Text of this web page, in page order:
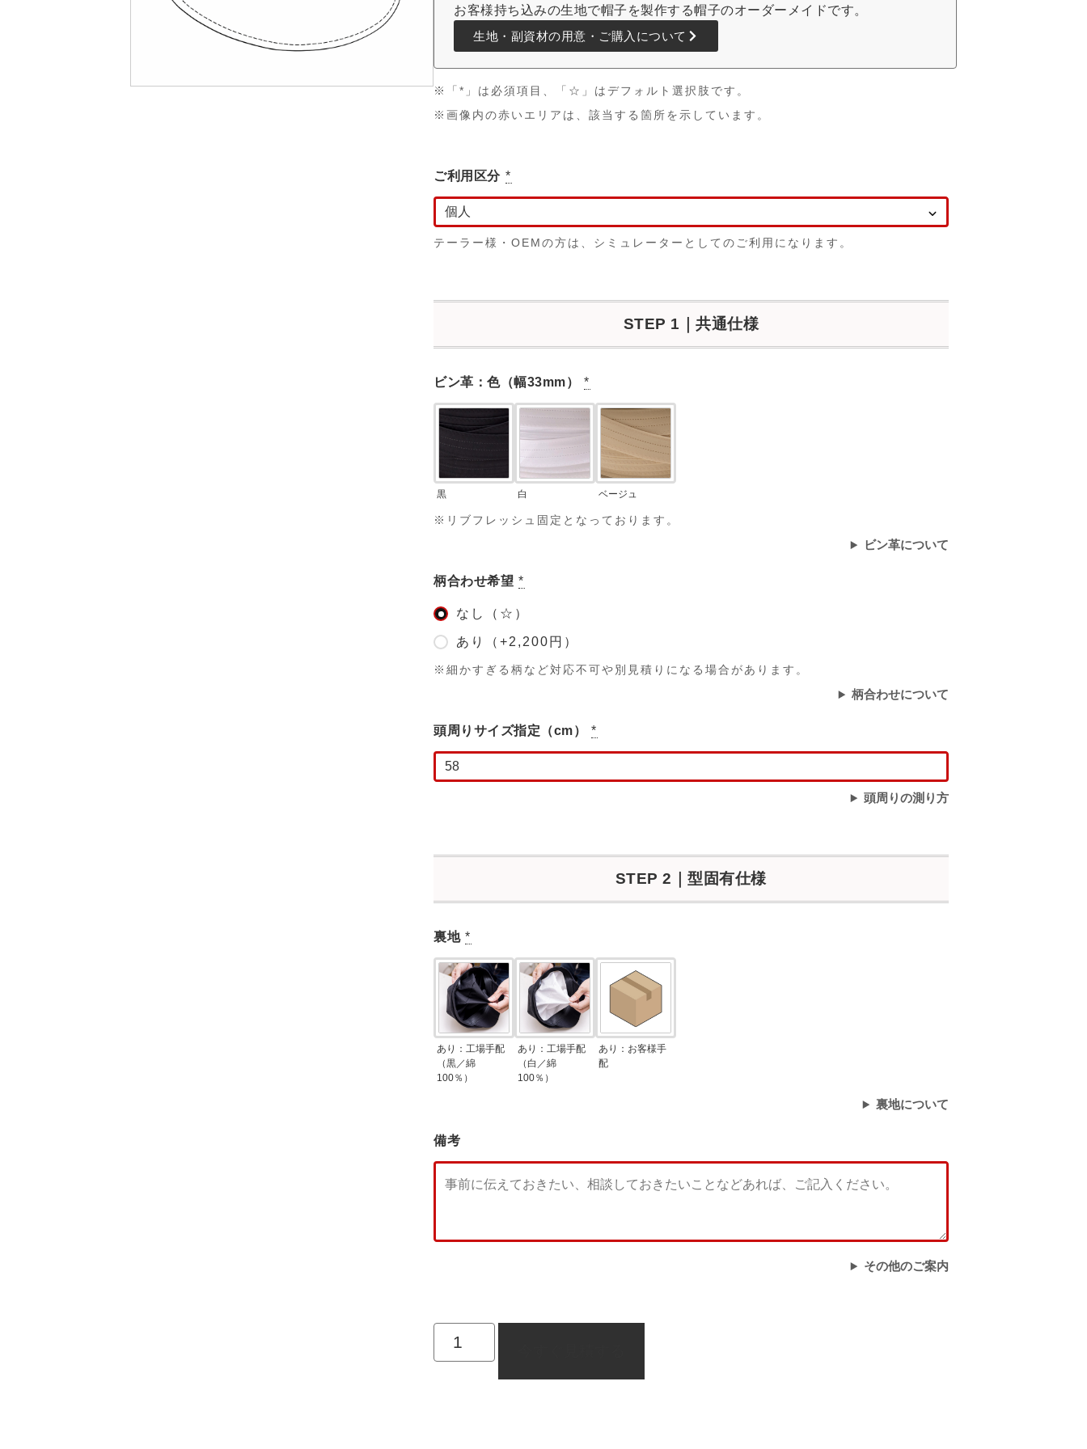
お客様持ち込みの生地で帽子を製作する帽子のオーダーメイドです。
生地・副資材の用意・ご購入について
※「*」は必須項目、「☆」はデフォルト選択肢です。
※画像内の赤いエリアは、該当する箇所を示しています。
ご利用区分 *
テーラー様・OEMの方は、シミュレーターとしてのご利用になります。
STEP 1｜共通仕様
ビン革：色（幅33mm） *
黒 白 ベージュ
※リブフレッシュ固定となっております。
ビン革について
柄合わせ希望 *
なし（☆）
あり（+2,200円）
※細かすぎる柄など対応不可や別見積りになる場合があります。
柄合わせについて
頭周りサイズ指定（cm） *
頭周りの測り方
STEP 2｜型固有仕様
裏地 *
あり：工場手配
（黒／綿
100％）
あり：工場手配
（白／綿
100％）
あり：お客様手
配
裏地について
備考
その他のご案内